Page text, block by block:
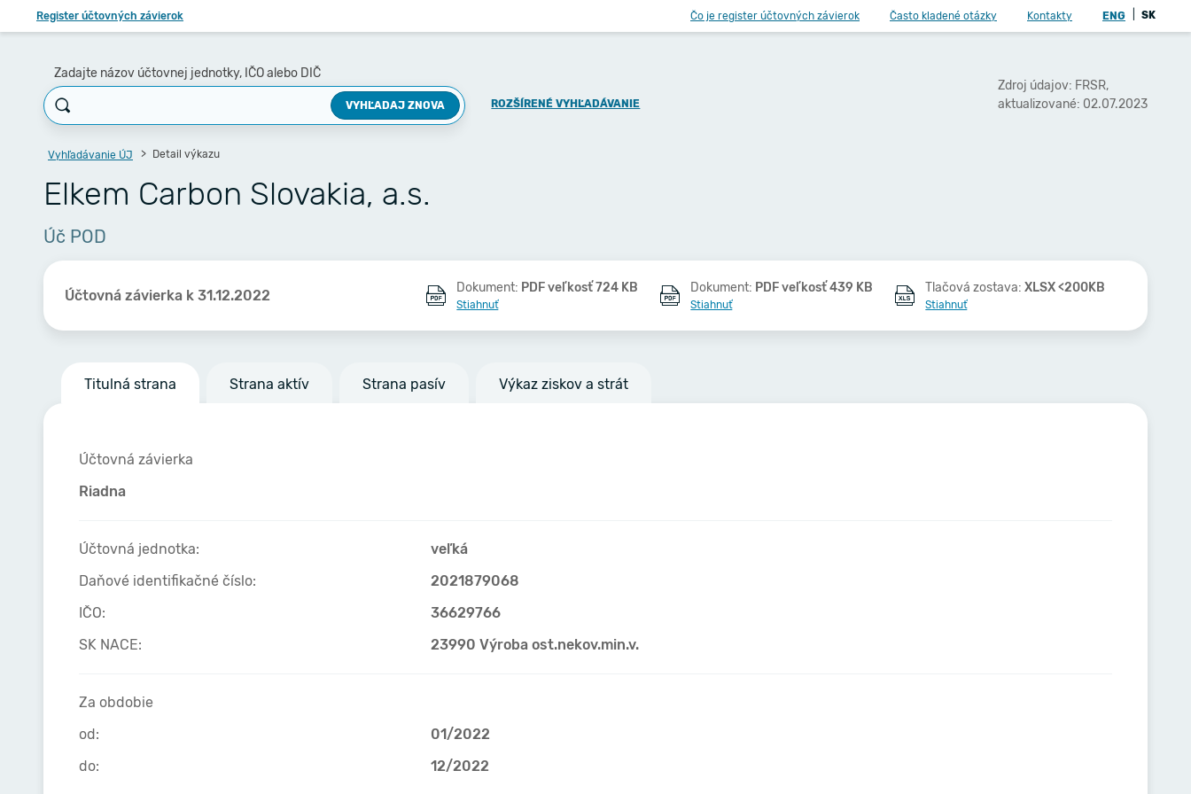
Register účtovných závierok Čo je register účtovných závierok Často kladené otázky Kontakty ENG SK
Zadajte názov účtovnej jednotky, IČO alebo DIČ
VYHĽADAJ ZNOVA ROZŠÍRENÉ VYHĽADÁVANIE
Zdroj údajov: FRSR,
aktualizované: 02.07.2023
Vyhľadávanie ÚJ Detail výkazu
Elkem Carbon Slovakia, a.s.
Úč POD
Účtovná závierka k 31.12.2022 Dokument: PDF veľkosť 724 KB
Stiahnuť
Dokument: PDF veľkosť 439 KB
Stiahnuť
Tlačová zostava:XLSX <200KB
Stiahnuť
Titulná strana Strana aktív Strana pasív Výkaz ziskov a strát
Účtovná závierka
Riadna
Účtovná jednotka:
veľká
Daňové identifikačné číslo:
2021879068
IČO:
36629766
SK NACE:
23990 Výroba ost.nekov.min.v.
Za obdobie
od:
01/2022
do:
12/2022